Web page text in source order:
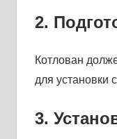
2.
Котлован
для установки
3.